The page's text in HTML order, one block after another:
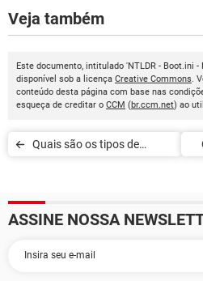
Veja também
Este documento, intitulado 'NTLDR - Boot.ini -
disponível sob a licença Creative Commons.
conteúdo desta página com base nas
esqueça de creditar o CCM (br.ccm.net) ao
Quais são os tipos de
ASSINE NOSSA